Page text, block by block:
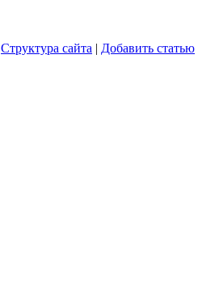
Структура сайта | Добавить статью